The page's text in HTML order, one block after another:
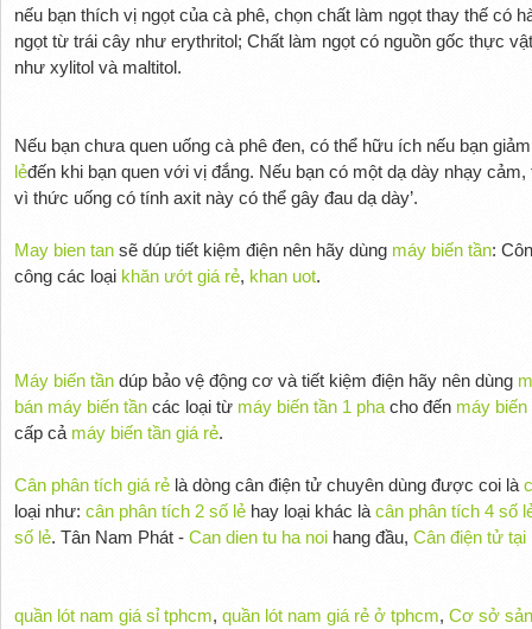
nếu bạn thích vị ngọt của cà phê, chọn chất làm ngọt thay thế có
ngọt từ trái cây như erythritol; Chất làm ngọt có nguồn gốc thực
như xylitol và maltitol.
Nếu bạn chưa quen uống cà phê đen, có thể hữu ích nếu bạn
lẻđến khi bạn quen với vị đắng. Nếu bạn có một dạ dày nhạy
vì thức uống có tính axit này có thể gây đau dạ dày’.
May bien tansẽ dúp tiết kiệm điện nên hãy dùng máy biến tần:
công các loại khăn ướt giá rẻ, khan uot.
Máy biến tầndúp bảo vệ động cơ và tiết kiệm điện hãy nên dùng
bán máy biến tầncác loại từ máy biến tần 1 phacho đến máy biến
cấp cả máy biến tần giá rẻ.
Cân phân tích giá rẻlà dòng cân điện tử chuyên dùng được coi là
loại như: cân phân tích 2 số lẻ hay loại khác là cân phân tích 4 số
số lẻ. Tân Nam Phát - Can dien tu ha noihang đầu, Cân điện tử tại
quần lót nam giá sỉ tphcm, quần lót nam giá rẻ ở tphcm, Cơ sở